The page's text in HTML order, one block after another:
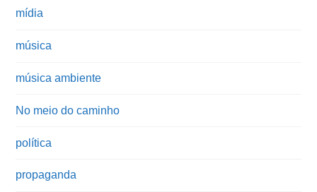
mídia
música
música ambiente
No meio do caminho
política
propaganda